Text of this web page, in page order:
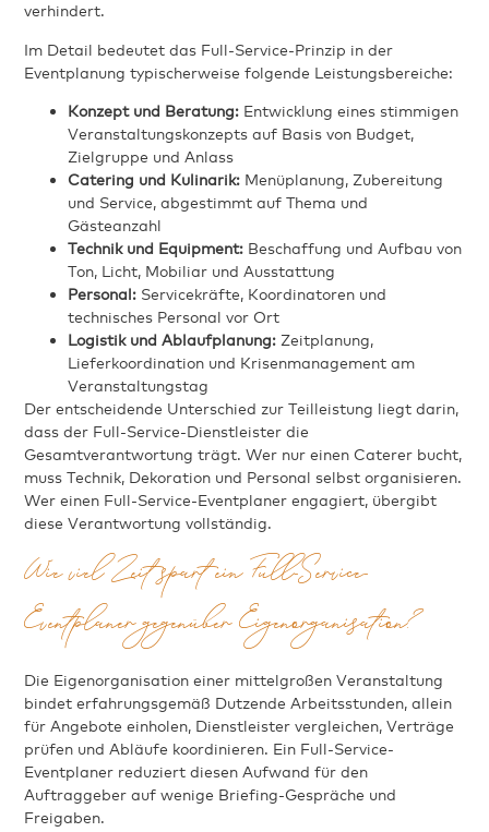
verhindert.
Im Detail bedeutet das Full-Service-Prinzip in der
Eventplanung typischerweise folgende Leistungsbereiche:
Konzept und Beratung: Entwicklung eines stimmigen
Veranstaltungskonzepts auf Basis von Budget,
Zielgruppe und Anlass
Catering und Kulinarik: Menüplanung, Zubereitung
und Service, abgestimmt auf Thema und
Gästeanzahl
Technik und Equipment: Beschaffung und Aufbau von
Ton, Licht, Mobiliar und Ausstattung
Personal: Servicekräfte, Koordinatoren und
technisches Personal vor Ort
Logistik und Ablaufplanung: Zeitplanung,
Lieferkoordination und Krisenmanagement am
Veranstaltungstag
Der entscheidende Unterschied zur Teilleistung liegt darin,
dass der Full-Service-Dienstleister die
Gesamtverantwortung trägt. Wer nur einen Caterer bucht,
muss Technik, Dekoration und Personal selbst organisieren.
Wer einen Full-Service-Eventplaner engagiert, übergibt
diese Verantwortung vollständig.
Wie viel Zeit spart ein Full-Service-
Eventplaner gegenüber Eigenorganisation?
Die Eigenorganisation einer mittelgroßen Veranstaltung
bindet erfahrungsgemäß Dutzende Arbeitsstunden, allein
für Angebote einholen, Dienstleister vergleichen, Verträge
prüfen und Abläufe koordinieren. Ein Full-Service-
Eventplaner reduziert diesen Aufwand für den
Auftraggeber auf wenige Briefing-Gespräche und
Freigaben.